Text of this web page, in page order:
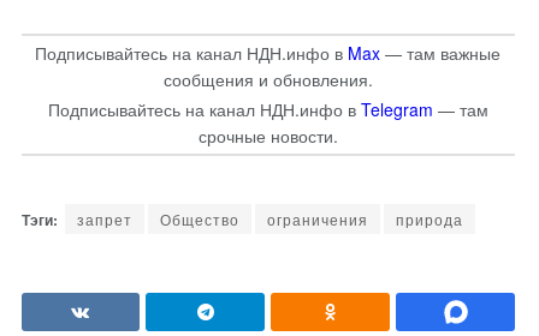
Подписывайтесь на канал НДН.инфо в Max — там важные
сообщения и обновления.
Подписывайтесь на канал НДН.инфо в Telegram — там
срочные новости.
запрет Общество ограничения природа